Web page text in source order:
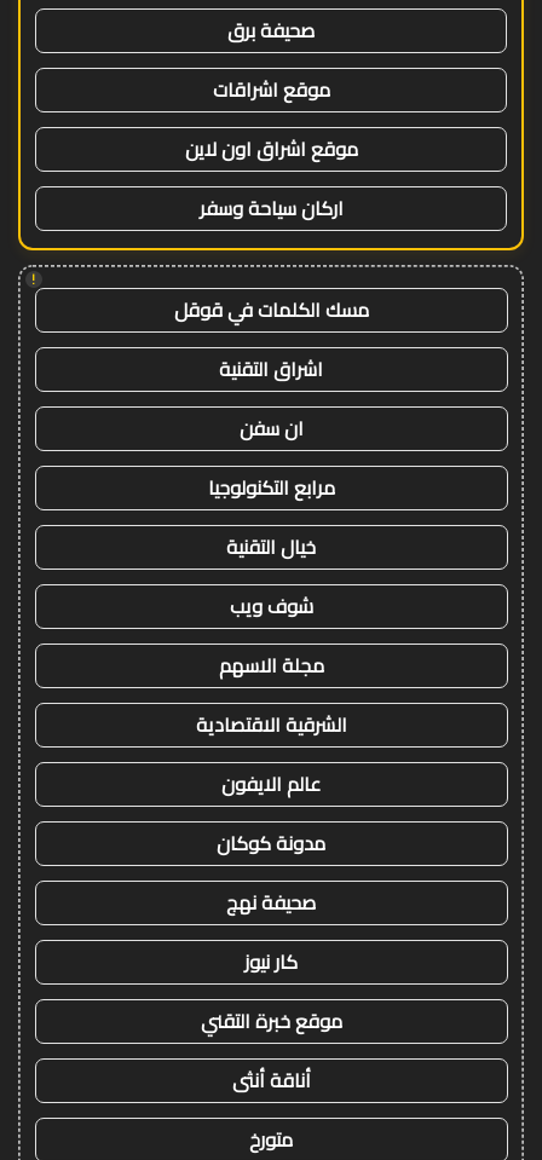
صحيفة برق
موقع اشراقات
موقع اشراق اون لاين
اركان سياحة وسفر
!
مسك الكلمات في قوقل
اشراق التقنية
ان سفن
مرابع التكنولوجيا
خيال التقنية
شوف ويب
مجلة الاسهم
الشرقية الاقتصادية
عالم الايفون
مدونة كوكان
صحيفة نهج
كار نيوز
موقع خبرة التقني
أناقة أنثى
متورخ